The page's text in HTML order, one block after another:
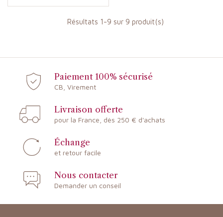
Résultats 1-9 sur 9 produit(s)
Paiement 100% sécurisé
CB, Virement
Livraison offerte
pour la France, dès 250 € d'achats
Échange
et retour facile
Nous contacter
Demander un conseil